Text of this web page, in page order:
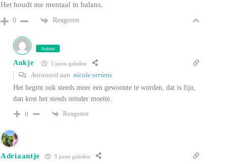
Het houdt me mentaal in balans.
0 Reageren
Auteur
Aukje 3 jaren geleden
Antwoord aan nicole orriens
Het begint ook steeds meer een gewoonte te worden, dat is fijn,
dan kost het steeds minder moeite.
0
Reageren
Adriaantje 3 jaren geleden